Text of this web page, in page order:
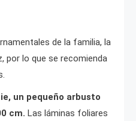
de la familia, la
por lo que se recomienda
un pequeño arbusto
cm. Las láminas foliares